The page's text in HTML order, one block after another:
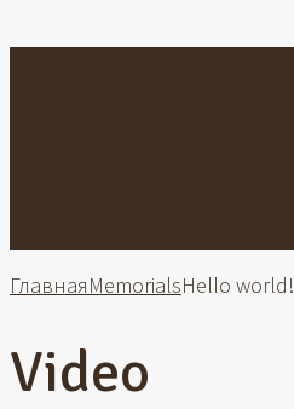
ГлавнаяMemorialsHello world!
Video